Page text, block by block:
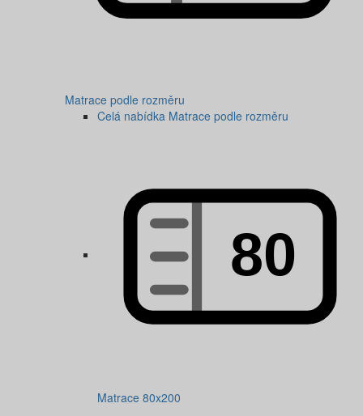
Matrace podle rozměru
Celá nabídka Matrace podle rozměru
Matrace 80x200